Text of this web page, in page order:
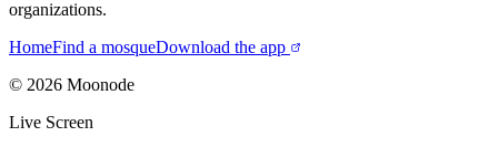
organizations.
HomeFind a mosqueDownload the app
© 2026 Moonode
Live Screen